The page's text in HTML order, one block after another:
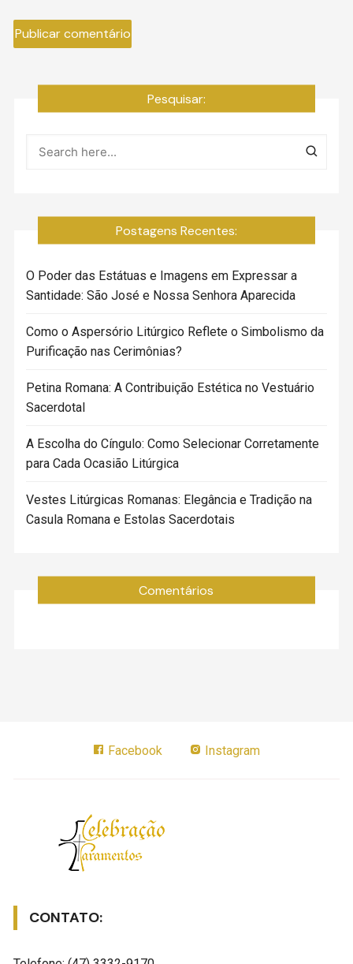
Pesquisar:
Postagens Recentes:
O Poder das Estátuas e Imagens em Expressar a
Santidade: São José e Nossa Senhora Aparecida
Como o Aspersório Litúrgico Reflete o Simbolismo da
Purificação nas Cerimônias?
Petina Romana: A Contribuição Estética no Vestuário
Sacerdotal
A Escolha do Cíngulo: Como Selecionar Corretamente
para Cada Ocasião Litúrgica
Vestes Litúrgicas Romanas: Elegância e Tradição na
Casula Romana e Estolas Sacerdotais
Comentários
Facebook Instagram
CONTATO: